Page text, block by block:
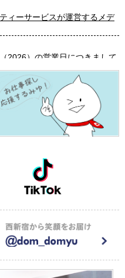
ィーサービスが運営するメデ
2026）の営業日につきまして
ウェンズデー』実施のお知ら
の運営するメディアで
た！